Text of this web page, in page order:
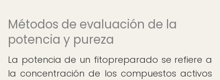
Métodos de evaluación de la
potencia y pureza
La potencia de un fitopreparado se refiere a
la concentración de los compuestos activos